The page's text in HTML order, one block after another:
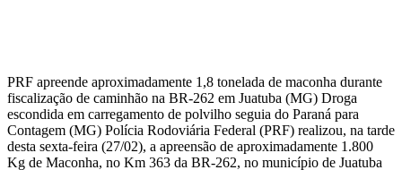
PRF apreende aproximadamente 1,8 tonelada de maconha durante
fiscalização de caminhão na BR-262 em Juatuba (MG) Droga
escondida em carregamento de polvilho seguia do Paraná para
Contagem (MG) Polícia Rodoviária Federal (PRF) realizou, na tarde
desta sexta-feira (27/02), a apreensão de aproximadamente 1.800
Kg de Maconha, no Km 363 da BR-262, no município de Juatuba